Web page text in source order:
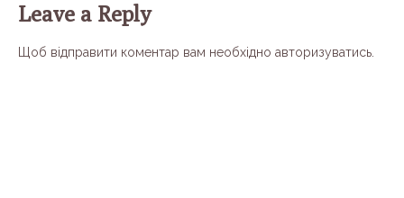
Leave a Reply
Щоб відправити коментар вам необхідно авторизуватись